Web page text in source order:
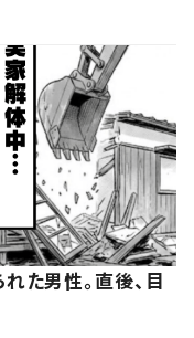
た男性。直後、目